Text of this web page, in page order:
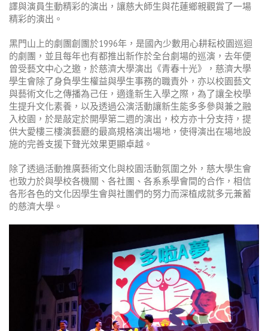
譯與演員生動精彩的演出，讓慈大師生與花蓮鄉親觀賞了一場
精彩的演出。
黑門山上的劇團創團於1996年，是國內少數用心耕耘校園巡迴
的劇團，並且每年也有都推出新作於全台劇場的巡演，去年便
曾受藝文中心之邀，於慈濟大學演出《青春十光》，慈濟大學
學生會除了身負學生權益與學生事務的職責外，亦以校園藝文
與藝術文化之傳播為己任，適逢新生入學之際，為了讓全校學
生提升文化素養，以及透過公演活動讓新生能多多參與兼之融
入校園，於是敲定於開學第二週的演出，校方亦十分支持，提
供大愛樓三樓演藝廳的最高規格演出場地，使得演出在場地設
施的完善支援下聲光效果更顯卓越。
除了透過活動推廣藝術文化與校園活動氛圍之外，慈大學生會
也致力於與學校各機關、各社團、各系系學會間的合作，相信
各形各色的文化因學生會與社團們的努力而深植成就多元兼蓄
的慈濟大學。